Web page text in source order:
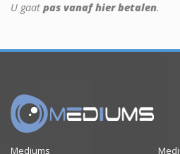
U gaat pas vanaf hier betalen.
Mediums